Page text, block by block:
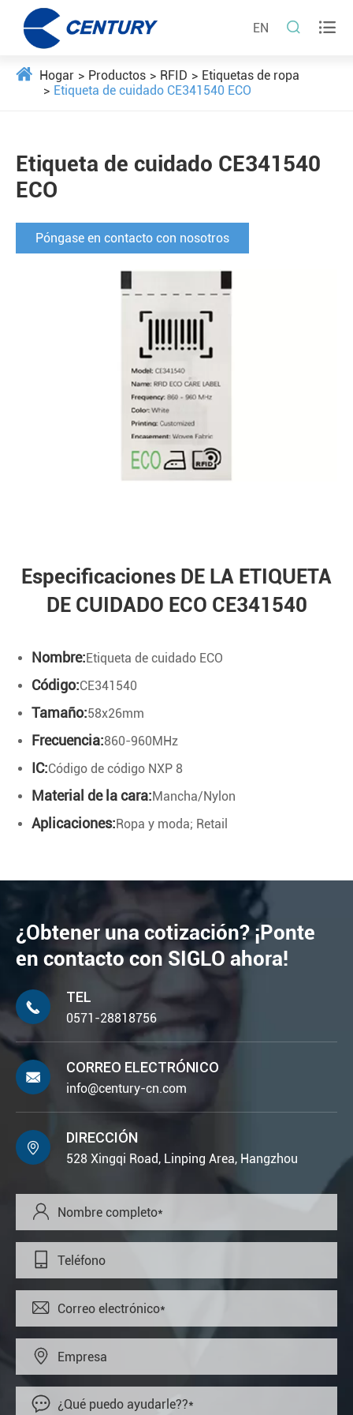
EN  
Hogar Productos RFID
Etiquetas de ropa
Etiqueta de cuidado CE341540 ECO
Etiqueta de cuidado CE341540
ECO
Póngase en contacto con nosotros
Especificaciones DE LA ETIQUETA
DE CUIDADO ECO CE341540
Nombre: Etiqueta de cuidado ECO
Código:CE341540
Tamaño:58x26mm
Frecuencia:860-960MHz
IC:Código de código NXP 8
Material de la cara: Mancha/Nylon
Aplicaciones: Ropa y moda; Retail
¿Obtener una cotización? ¡Ponte
en contacto con SIGLO ahora!

TEL
0571-28818756

CORREO ELECTRÓNICO
info@century-cn.com

DIRECCIÓN
528 Xingqi Road, Linping Area, Hangzhou




